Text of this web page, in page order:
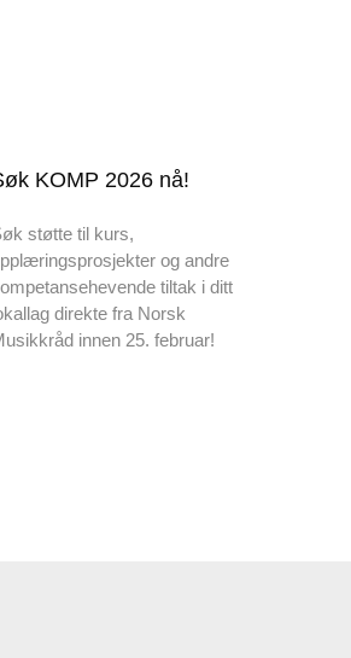
KOMP 2026 nå!
støtte til kurs,
og andre
tiltak i ditt
direkte fra Norsk
innen 25. februar!